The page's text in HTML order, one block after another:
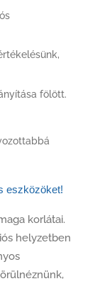
fölött.
eszközöket!
korlátai.
helyzetben